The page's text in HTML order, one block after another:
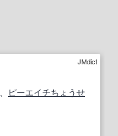
JMdict
ピーエイチちょうせ